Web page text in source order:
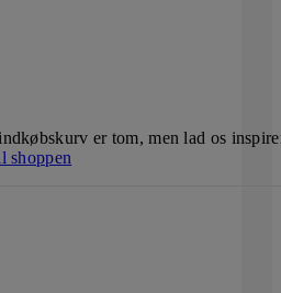
er tom, men lad os
shoppen